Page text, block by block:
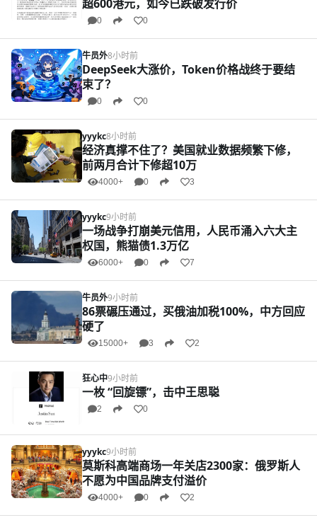
超600港元，如今已跌破发行价
0 0
牛员外8小时前
DeepSeek大涨价，Token价格战终于要结
束了？
0 0
yyykc8小时前
经济真撑不住了？美国就业数据频繁下修，
前两月合计下修超10万
4000+ 0 3
yyykc9小时前
一场战争打崩美元信用，人民币涌入六大主
权国，熊猫债1.3万亿
6000+ 0 7
牛员外9小时前
86票碾压通过，买俄油加税100%，中方回应
硬了
15000+ 3 2
狂心中9小时前
一枚 “回旋镖”，击中王思聪
2 0
yyykc9小时前
莫斯科高端商场一年关店2300家：俄罗斯人
不愿为中国品牌支付溢价
4000+ 0 2